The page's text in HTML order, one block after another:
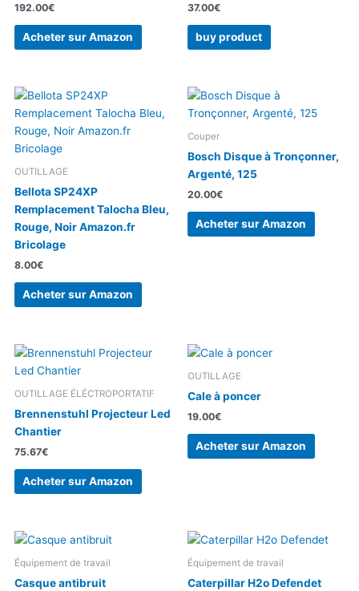
192.00€
Acheter sur Amazon
37.00€
buy product
OUTILLAGE
Bellota SP24XP
Remplacement Talocha Bleu,
Rouge, Noir Amazon.fr
Bricolage
8.00€
Acheter sur Amazon
Couper
Bosch Disque à Tronçonner,
Argenté, 125
20.00€
Acheter sur Amazon
OUTILLAGE ÉLÉCTROPORTATIF
Brennenstuhl Projecteur Led
Chantier
75.67€
Acheter sur Amazon
OUTILLAGE
Cale à poncer
19.00€
Acheter sur Amazon
Équipement de travail
Casque antibruit
Équipement de travail
Caterpillar H2o Defendet